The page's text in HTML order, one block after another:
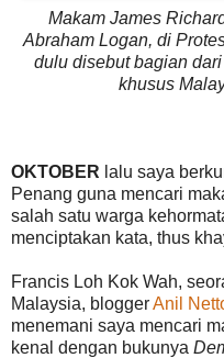
Makam James
Abraham Logan, di
dulu disebut bagian
khusus
OKTOBER lalu saya
Penang guna mencari
salah satu warga
menciptakan kata, thus
Francis Loh Kok Wah,
Malaysia, bloggerAnil
menemani saya mencari
kenal dengan bukunya